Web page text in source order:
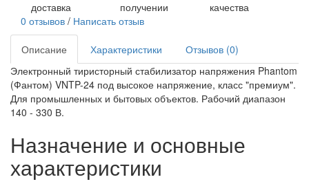
доставка получении
качества
0 отзывов / Написать отзыв
Описание Характеристики
Отзывов (0)
Электронный тиристорный стабилизатор напряжения Phantom
(Фантом) VNTP-24 под высокое напряжение, класс "премиум".
Для промышленных и бытовых объектов. Рабочий диапазон
140 - 330 В.
Назначение и основные
характеристики